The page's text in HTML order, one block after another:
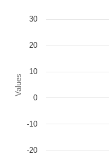
The chart has 1 Y axis
Values
-20
-10
0
10
20
30